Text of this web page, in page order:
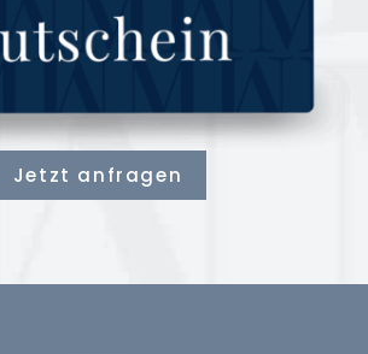
Jetzt anfragen